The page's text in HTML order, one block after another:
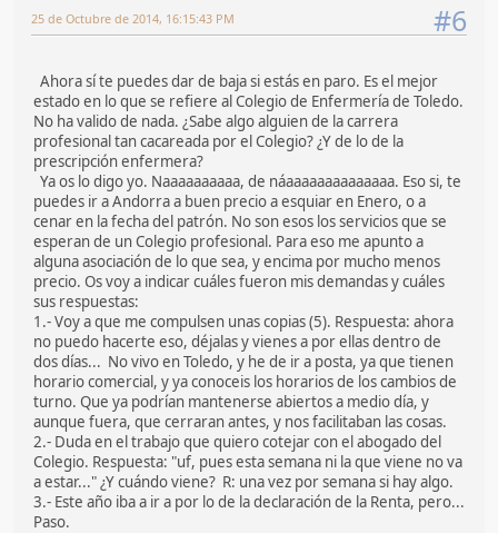
#6
25 de Octubre de 2014, 16:15:43 PM
Ahora sí te puedes dar de baja si estás en paro. Es el mejor
estado en lo que se refiere al Colegio de Enfermería de Toledo.
No ha valido de nada. ¿Sabe algo alguien de la carrera
profesional tan cacareada por el Colegio? ¿Y de lo de la
prescripción enfermera?
Ya os lo digo yo. Naaaaaaaaaa, de náaaaaaaaaaaaaaa. Eso si, te
puedes ir a Andorra a buen precio a esquiar en Enero, o a
cenar en la fecha del patrón. No son esos los servicios que se
esperan de un Colegio profesional. Para eso me apunto a
alguna asociación de lo que sea, y encima por mucho menos
precio. Os voy a indicar cuáles fueron mis demandas y cuáles
sus respuestas:
1.- Voy a que me compulsen unas copias (5). Respuesta: ahora
no puedo hacerte eso, déjalas y vienes a por ellas dentro de
dos días... No vivo en Toledo, y he de ir a posta, ya que tienen
horario comercial, y ya conoceis los horarios de los cambios de
turno. Que ya podrían mantenerse abiertos a medio día, y
aunque fuera, que cerraran antes, y nos facilitaban las cosas.
2.- Duda en el trabajo que quiero cotejar con el abogado del
Colegio. Respuesta: "uf, pues esta semana ni la que viene no va
a estar..." ¿Y cuándo viene? R: una vez por semana si hay algo.
3.- Este año iba a ir a por lo de la declaración de la Renta, pero...
Paso.